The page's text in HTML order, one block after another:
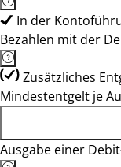
In der
Bezahlen mit der
Zusätzliches
Mindestentgelt je
Ausgabe einer